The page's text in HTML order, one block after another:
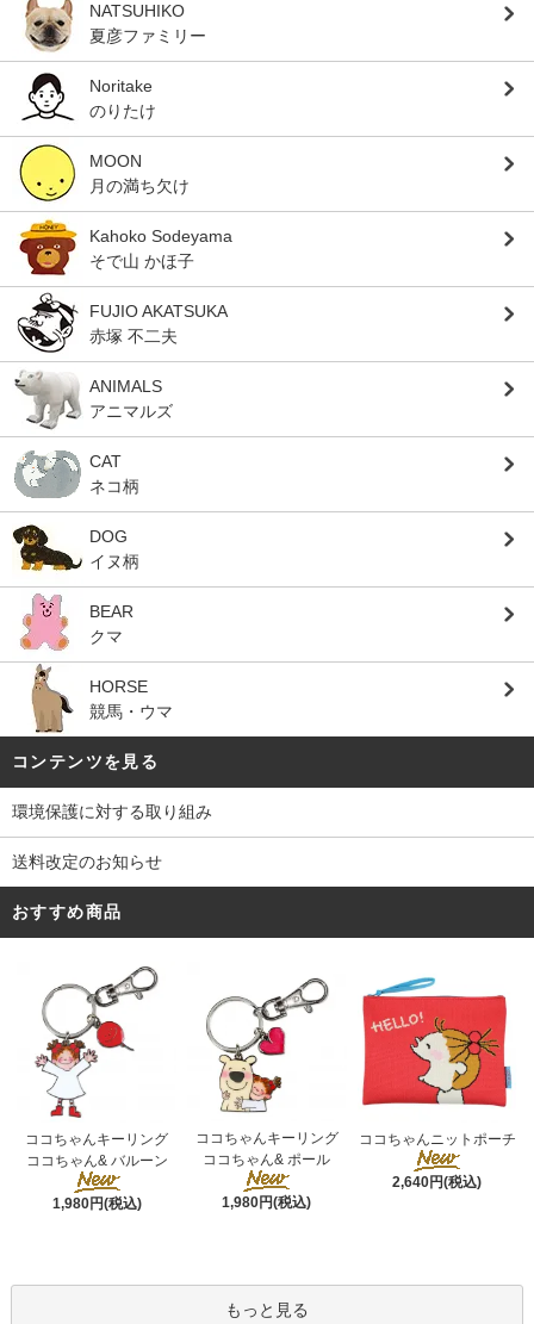
NATSUHIKO
夏彦ファミリー
Noritake
のりたけ
MOON
月の満ち欠け
Kahoko Sodeyama
そで山 かほ子
FUJIO AKATSUKA
赤塚 不二夫
ANIMALS
アニマルズ
CAT
ネコ柄
DOG
イヌ柄
BEAR
クマ
HORSE
競馬・ウマ
コンテンツを見る
環境保護に対する取り組み
送料改定のお知らせ
おすすめ商品
ココちゃんキーリング
ココちゃん& バルーン
1,980円(税込)
ココちゃんキーリング
ココちゃん& ポール
1,980円(税込)
ココちゃんニットポーチ
2,640円(税込)
もっと見る